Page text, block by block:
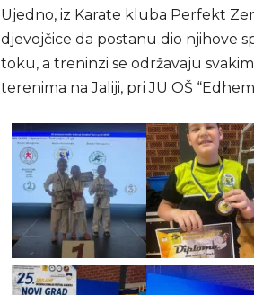
Ujedno, iz Karate kluba Perfekt
djevojčice da postanu dio njihove
toku, a treninzi se održavaju
terenima na Jaliji, pri JU OŠ